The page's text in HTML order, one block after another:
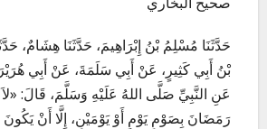
صحيح البخاري
بْنُ أَبِي كَثِيرٍ، عَنْ أَبِي سَلَمَةَ، عَنْ أَبِي
عَنِ النَّبِيِّ صَلَّى اللهُ عَلَيْهِ وَسَلَّمَ، قَالَ:
رَمَضَانَ بِصَوْمِ يَوْمٍ أَوْ يَوْمَيْنِ، إِلَّا أَنْ